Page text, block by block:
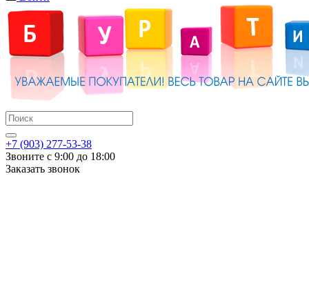
+7 (903) 277-53-38
Звоните с 9:00 до 18:00
Заказать звонок